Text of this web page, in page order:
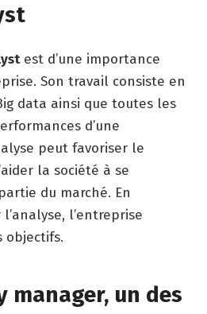
est d’une importance
Son travail consiste en
data ainsi que toutes les
d’une
peut favoriser le
la société à se
du marché. En
l’entreprise
objectifs.
manager, un des